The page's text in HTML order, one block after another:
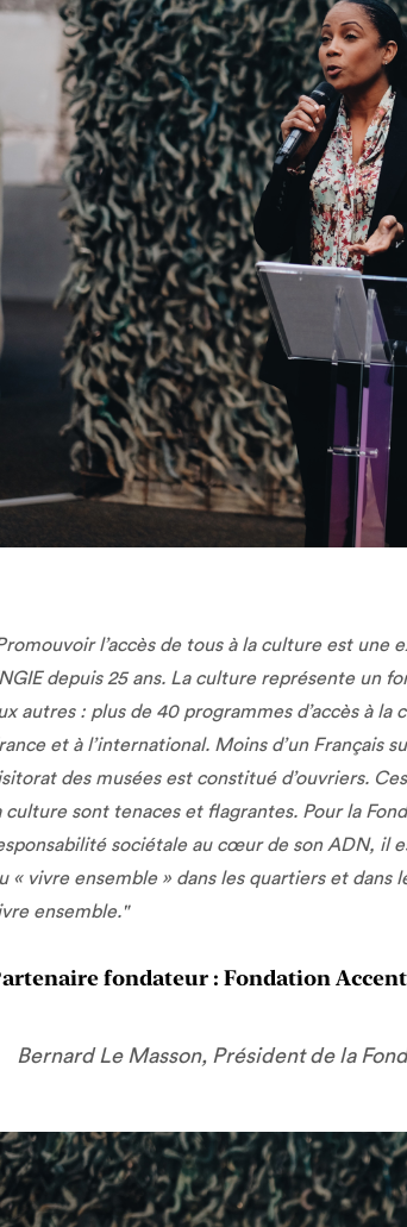
l’accès de tous à la culture est une
depuis 25 ans. La culture représente un
autres : plus de 40 programmes d’accès à
et à l’international. Moins d’un Français
des musées est constitué d’ouvriers.
culture sont tenaces et flagrantes. Pour la
sociétale au cœur de son ADN, il
« vivre ensemble » dans les quartiers et
ensemble."
fondateur : Fondation
Bernard Le Masson, Président de la